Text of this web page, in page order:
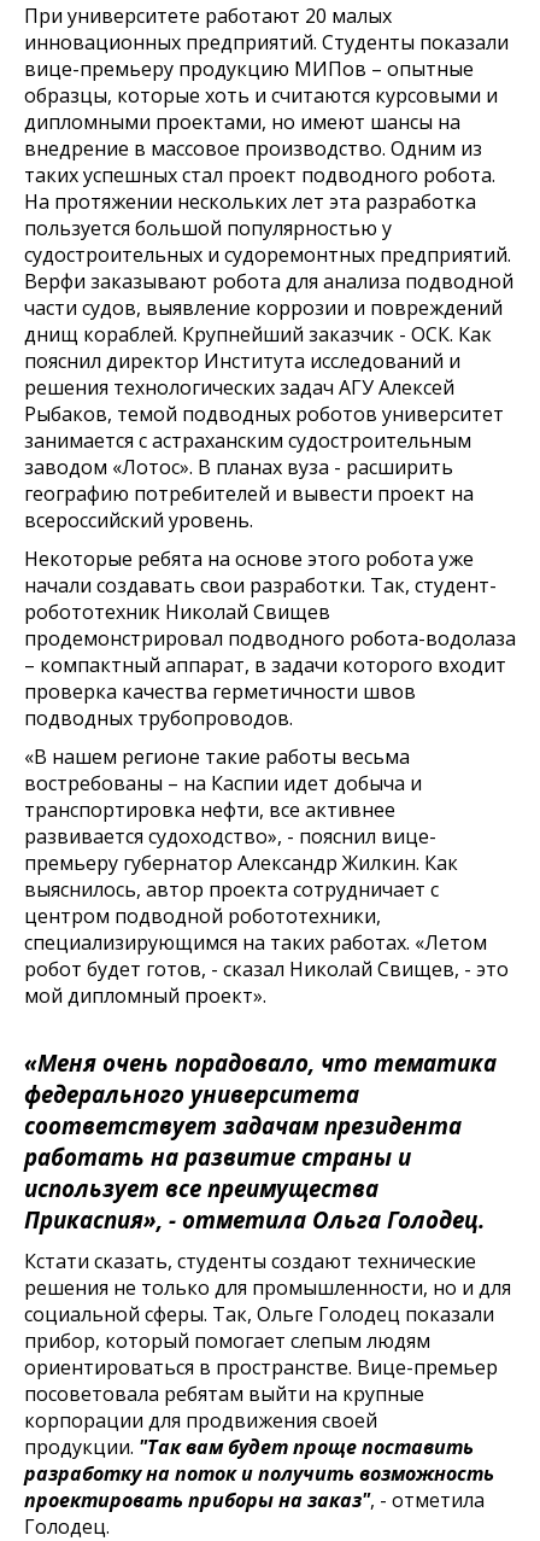
При университете работают 20 малых
инновационных предприятий. Студенты показали
вице-премьеру продукцию МИПов – опытные
образцы, которые хоть и считаются курсовыми и
дипломными проектами, но имеют шансы на
внедрение в массовое производство. Одним из
таких успешных стал проект подводного робота.
На протяжении нескольких лет эта разработка
пользуется большой популярностью у
судостроительных и судоремонтных предприятий.
Верфи заказывают робота для анализа подводной
части судов, выявление коррозии и повреждений
днищ кораблей. Крупнейший заказчик - ОСК. Как
пояснил директор Института исследований и
решения технологических задач АГУ Алексей
Рыбаков, темой подводных роботов университет
занимается с астраханским судостроительным
заводом «Лотос». В планах вуза - расширить
географию потребителей и вывести проект на
всероссийский уровень.
Некоторые ребята на основе этого робота уже
начали создавать свои разработки. Так, студент-
робототехник Николай Свищев
продемонстрировал подводного робота-водолаза
– компактный аппарат, в задачи которого входит
проверка качества герметичности швов
подводных трубопроводов.
«В нашем регионе такие работы весьма
востребованы – на Каспии идет добыча и
транспортировка нефти, все активнее
развивается судоходство», - пояснил вице-
премьеру губернатор Александр Жилкин. Как
выяснилось, автор проекта сотрудничает с
центром подводной робототехники,
специализирующимся на таких работах. «Летом
робот будет готов, - сказал Николай Свищев, - это
мой дипломный проект».
«Меня очень порадовало, что тематика
федерального университета
соответствует задачам президента
работать на развитие страны и
использует все преимущества
Прикаспия», - отметила Ольга Голодец.
Кстати сказать, студенты создают технические
решения не только для промышленности, но и для
социальной сферы. Так, Ольге Голодец показали
прибор, который помогает слепым людям
ориентироваться в пространстве. Вице-премьер
посоветовала ребятам выйти на крупные
корпорации для продвижения своей
продукции. "Так вам будет проще поставить
разработку на поток и получить возможность
проектировать приборы на заказ", - отметила
Голодец.